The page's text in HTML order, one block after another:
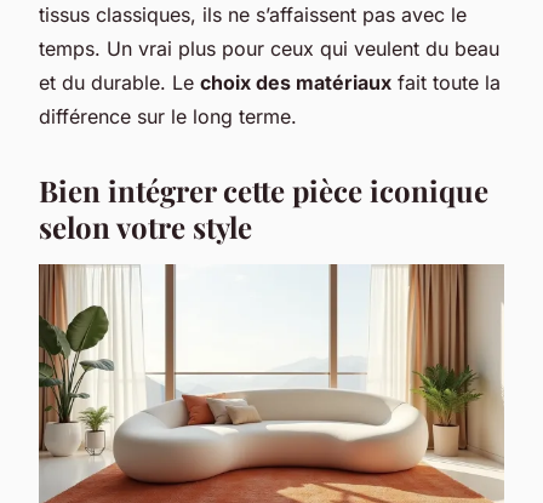
tissus classiques, ils ne s’affaissent pas avec le
temps. Un vrai plus pour ceux qui veulent du beau
et du durable. Le choix des matériaux fait toute la
différence sur le long terme.
Bien intégrer cette pièce iconique
selon votre style